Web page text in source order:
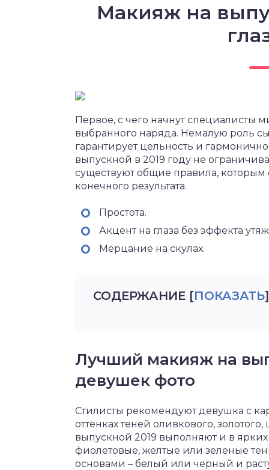
Макияж на
Первое, с чего начнут специалисты
выбранного наряда. Немалую роль
гарантирует цельность и
выпускной в 2019 году не
существуют общие правила, которым
конечного результата.
Простота.
Акцент на глаза без эффекта
Мерцание на скулах.
СОДЕРЖАНИЕ [ПОКАЗАТЬ]
Лучший макияж на
девушек фото
Стилисты рекомендуют девушка с
оттенках теней оливкового,
выпускной 2019 выполняют и в
фиолетовые, желтые или зеленые
основами – белый или черный и